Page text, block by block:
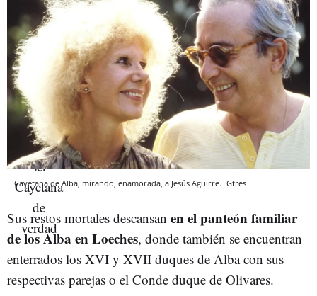
Cayetana de Alba, mirando, enamorada, a Jesús Aguirre. Gtres
Sus restos mortales descansan en el panteón familiar
de los Alba en Loeches, donde también se encuentran
enterrados los XVI y XVII duques de Alba con sus
respectivas parejas o el Conde duque de Olivares.